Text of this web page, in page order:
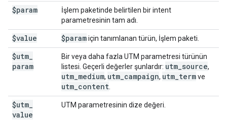
$param
İşlem paketinde belirtilen bir intent
parametresinin tam adı.
$value $paramiçin tanımlanan türün, İşlem paketi.
$utm
param
Bir veya daha fazla UTM parametresi türünün
listesi. Geçerli değerler şunlardır: utm source,
utm medium, utm campaign, utm termve
utm content
$utm
value
UTM parametresinin dize değeri.